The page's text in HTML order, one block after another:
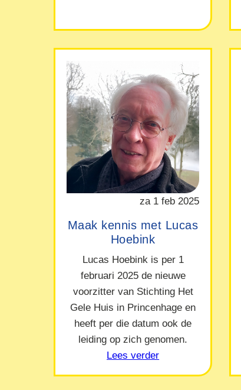
za 1 feb 2025
Maak kennis met Lucas
Hoebink
Lucas Hoebink is per 1
februari 2025 de nieuwe
voorzitter van Stichting Het
Gele Huis in Princenhage en
heeft per die datum ook de
leiding op zich genomen.
Lees verder